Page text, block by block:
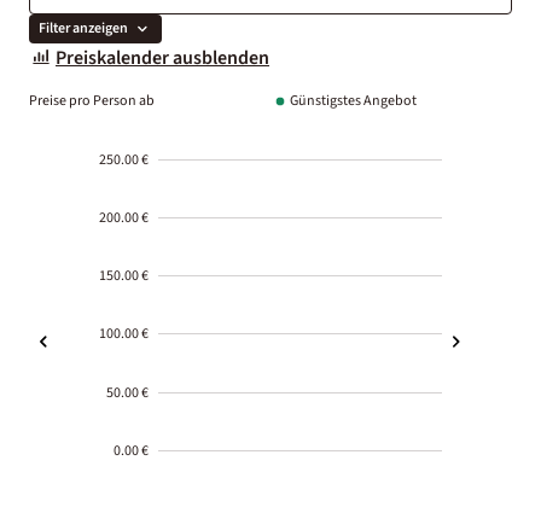
Filter anzeigen
Preiskalender ausblenden
Preise pro Person ab Günstigstes Angebot
250.00 €
200.00 €
150.00 €
100.00 €
50.00 €
0.00 €